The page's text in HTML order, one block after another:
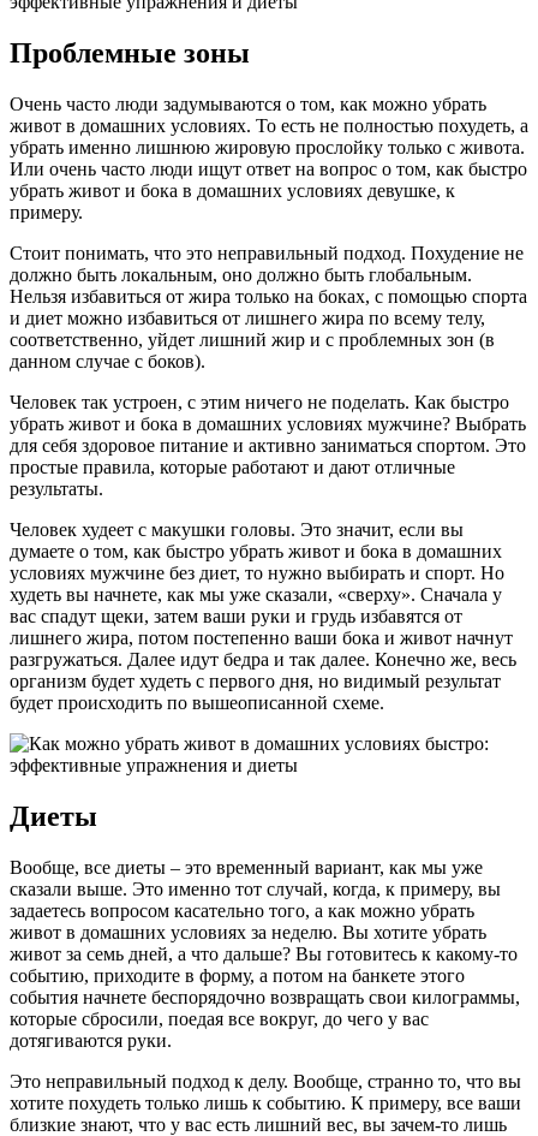
Проблемные зоны
Очень часто люди задумываются о том, как можно убрать
живот в домашних условиях. То есть не полностью похудеть, а
убрать именно лишнюю жировую прослойку только с живота.
Или очень часто люди ищут ответ на вопрос о том, как быстро
убрать живот и бока в домашних условиях девушке, к
примеру.
Стоит понимать, что это неправильный подход. Похудение не
должно быть локальным, оно должно быть глобальным.
Нельзя избавиться от жира только на боках, с помощью спорта
и диет можно избавиться от лишнего жира по всему телу,
соответственно, уйдет лишний жир и с проблемных зон (в
данном случае с боков).
Человек так устроен, с этим ничего не поделать. Как быстро
убрать живот и бока в домашних условиях мужчине? Выбрать
для себя здоровое питание и активно заниматься спортом. Это
простые правила, которые работают и дают отличные
результаты.
Человек худеет с макушки головы. Это значит, если вы
думаете о том, как быстро убрать живот и бока в домашних
условиях мужчине без диет, то нужно выбирать и спорт. Но
худеть вы начнете, как мы уже сказали, «сверху». Сначала у
вас спадут щеки, затем ваши руки и грудь избавятся от
лишнего жира, потом постепенно ваши бока и живот начнут
разгружаться. Далее идут бедра и так далее. Конечно же, весь
организм будет худеть с первого дня, но видимый результат
будет происходить по вышеописанной схеме.
Диеты
Вообще, все диеты – это временный вариант, как мы уже
сказали выше. Это именно тот случай, когда, к примеру, вы
задаетесь вопросом касательно того, а как можно убрать
живот в домашних условиях за неделю. Вы хотите убрать
живот за семь дней, а что дальше? Вы готовитесь к какому-то
событию, приходите в форму, а потом на банкете этого
события начнете беспорядочно возвращать свои килограммы,
которые сбросили, поедая все вокруг, до чего у вас
дотягиваются руки.
Это неправильный подход к делу. Вообще, странно то, что вы
хотите похудеть только лишь к событию. К примеру, все ваши
близкие знают, что у вас есть лишний вес, вы зачем-то лишь